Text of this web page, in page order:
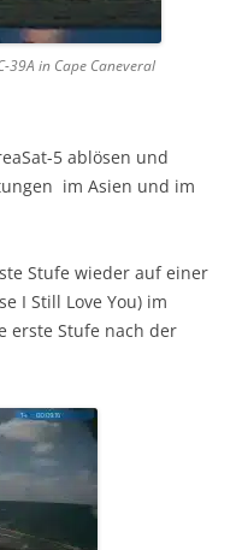
39A in Cape Caneveral
5 ablösen und
im Asien und im
Stufe wieder auf einer
I Still Love You) im
erste Stufe nach der